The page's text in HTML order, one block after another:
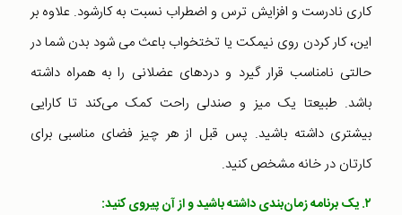
کاری نادرست و افزایش ترس و اضطراب نسبت به کارشود. علاوه بر
این، کار کردن روی نیمکت یا تختخواب باعث می شود بدن شما در
حالتی نامناسب قرار گیرد و دردهای عضلانی را به همراه داشته
باشد. طبیعتا یک میز و صندلی راحت کمک می‌کند تا کارایی
بیشتری داشته باشید. پس قبل از هر چیز فضای مناسبی برای
کارتان در خانه مشخص کنید.
۲. یک برنامه زمان‌بندی داشته باشید و از آن پیروی کنید: